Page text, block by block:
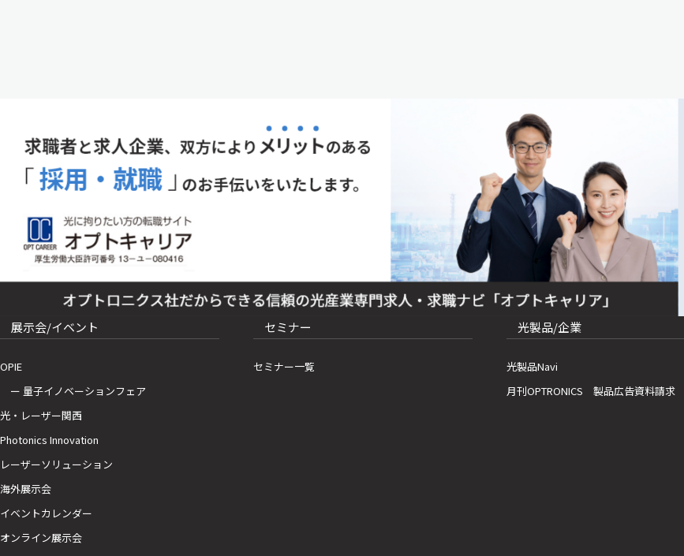
展示会/イベント
OPIE
ー 量子イノベーションフェア
光・レーザー関西
Photonics Innovation
レーザーソリューション
海外展示会
イベントカレンダー
オンライン展示会
セミナー
セミナー一覧
光製品/企業
光製品Navi
月刊OPTRONICS 製品広告資料請求